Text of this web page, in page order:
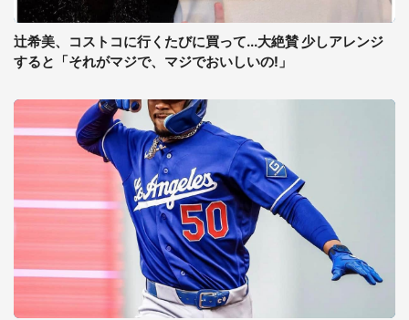
辻希美、コストコに行くたびに買って...大絶賛 少しアレンジ
すると「それがマジで、マジでおいしいの!」